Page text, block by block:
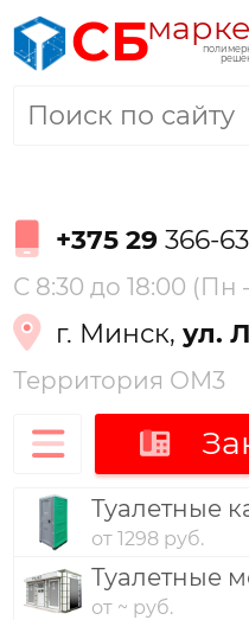
СБ
+375 29 366-
С 8:30 до 18:00 (Пн
г. Минск,ул.
Территория ОМ3
Туалетные
от 1298 руб.
Туалетные
от ~ руб.